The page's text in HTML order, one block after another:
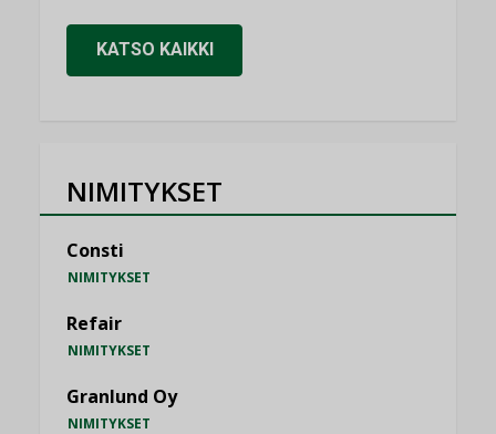
KATSO KAIKKI
NIMITYKSET
Consti
NIMITYKSET
Refair
NIMITYKSET
Granlund Oy
NIMITYKSET